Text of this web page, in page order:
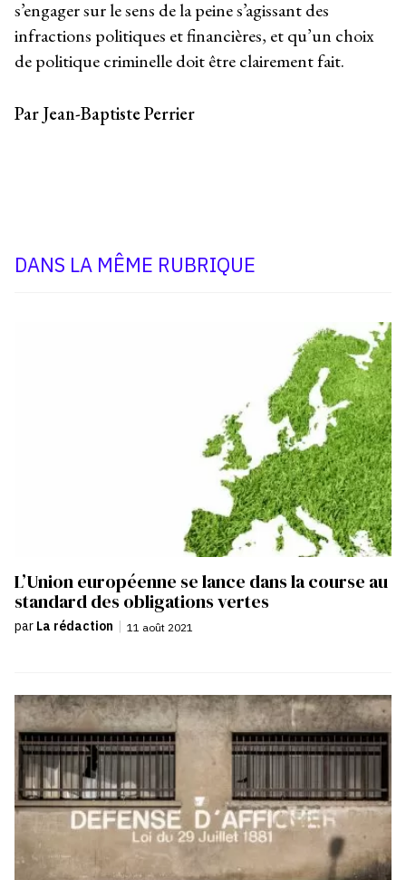
s’engager sur le sens de la peine s’agissant des
infractions politiques et financières, et qu’un choix
de politique criminelle doit être clairement fait.
Par Jean-Baptiste Perrier
DANS LA MÊME RUBRIQUE
L’Union européenne se lance dans la course au
standard des obligations vertes
par La rédaction | 11 août 2021